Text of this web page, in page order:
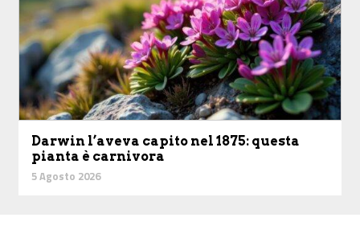
Darwin l’aveva capito nel 1875: questa
pianta è carnivora
5 Agosto 2026